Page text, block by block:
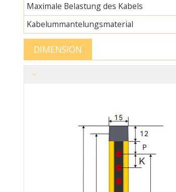
Maximale Belastung des Kabels
Kabelummantelungsmaterial
DIMENSION